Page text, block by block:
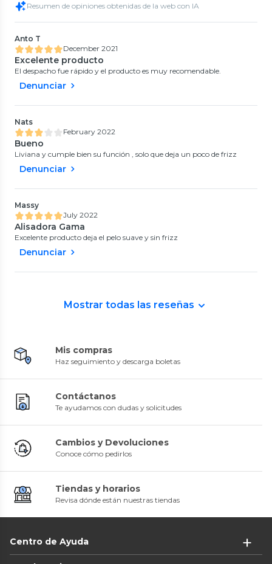
Resumen de opiniones obtenidas de la web con IA
Anto T
December 2021
Excelente producto
El despacho fue rápido y el producto es muy recomendable.
Denunciar
Nats
February 2022
Bueno
Liviana y cumple bien su función , solo que deja un poco de frizz
Denunciar
Massy
July 2022
Alisadora Gama
Excelente producto deja el pelo suave y sin frizz
Denunciar
Mostrar todas las reseñas
Mis compras
Haz seguimiento y descarga boletas
Contáctanos
Te ayudamos con dudas y solicitudes
Cambios y Devoluciones
Conoce cómo pedirlos
Tiendas y horarios
Revisa dónde están nuestras tiendas
Centro de Ayuda